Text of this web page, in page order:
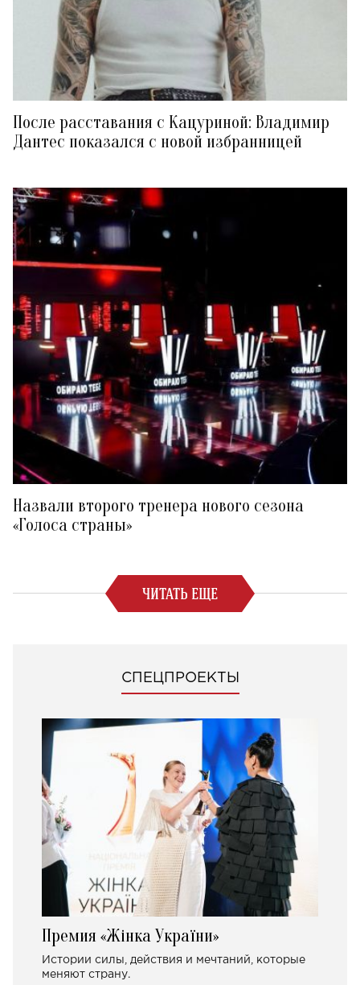
После расставания с Кацуриной: Владимир
Дантес показался с новой избранницей
Назвали второго тренера нового сезона
«Голоса страны»
ЧИТАТЬ ЕЩЕ
СПЕЦПРОЕКТЫ
Премия «Жінка України»
Истории силы, действия и мечтаний, которые
меняют страну.